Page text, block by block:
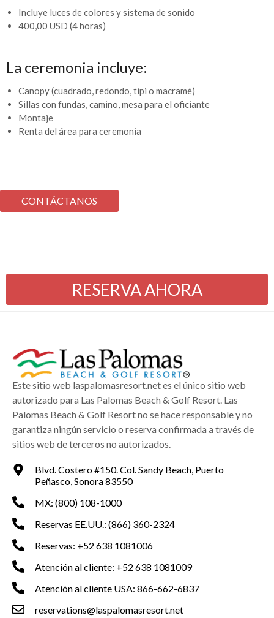
Incluye luces de colores y sistema de sonido
400,00 USD (4 horas)
La ceremonia incluye:
Canopy (cuadrado, redondo, tipi o macramé)
Sillas con fundas, camino, mesa para el oficiante
Montaje
Renta del área para ceremonia
CONTÁCTANOS
RESERVA AHORA
Este sitio web laspalomasresort.net es el único sitio web
autorizado para Las Palomas Beach & Golf Resort. Las
Palomas Beach & Golf Resort no se hace responsable y no
garantiza ningún servicio o reserva confirmada a través de
sitios web de terceros no autorizados.
Blvd. Costero #150. Col. Sandy Beach, Puerto
Peñasco, Sonora 83550
MX: (800) 108-1000
Reservas EE.UU.: (866) 360-2324
Reservas: +52 638 1081006
Atención al cliente: +52 638 1081009
Atención al cliente USA: 866-662-6837
reservations@laspalomasresort.net